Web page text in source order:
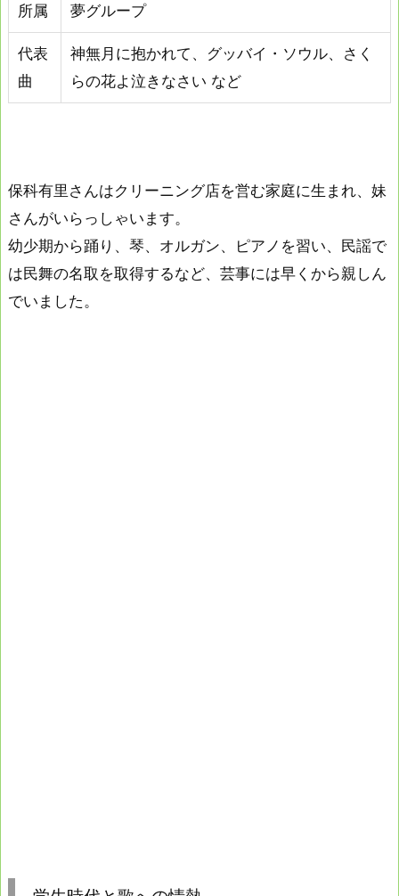
所属 夢グループ
代表
曲
神無月に抱かれて、グッバイ・ソウル、さく
らの花よ泣きなさい など
保科有里さんはクリーニング店を営む家庭に生まれ、妹
さんがいらっしゃいます。
幼少期から踊り、琴、オルガン、ピアノを習い、民謡で
は民舞の名取を取得するなど、芸事には早くから親しん
でいました。